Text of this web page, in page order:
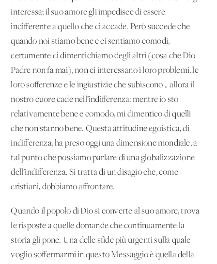
interessa; il suo amore gli impedisce di essere
indifferente a quello che ci accade. Però succede che
quando noi stiamo bene e ci sentiamo comodi,
certamente ci dimentichiamo degli altri (cosa che Dio
Padre non fa mai), non ci interessano i loro problemi, le
loro sofferenze e le ingiustizie che subiscono… allora il
nostro cuore cade nell’indifferenza: mentre io sto
relativamente bene e comodo, mi dimentico di quelli
che non stanno bene. Questa attitudine egoistica, di
indifferenza, ha preso oggi una dimensione mondiale, a
tal punto che possiamo parlare di una globalizzazione
dell’indifferenza. Si tratta di un disagio che, come
cristiani, dobbiamo affrontare.
Quando il popolo di Dio si converte al suo amore, trova
le risposte a quelle domande che continuamente la
storia gli pone. Una delle sfide più urgenti sulla quale
voglio soffermarmi in questo Messaggio è quella della